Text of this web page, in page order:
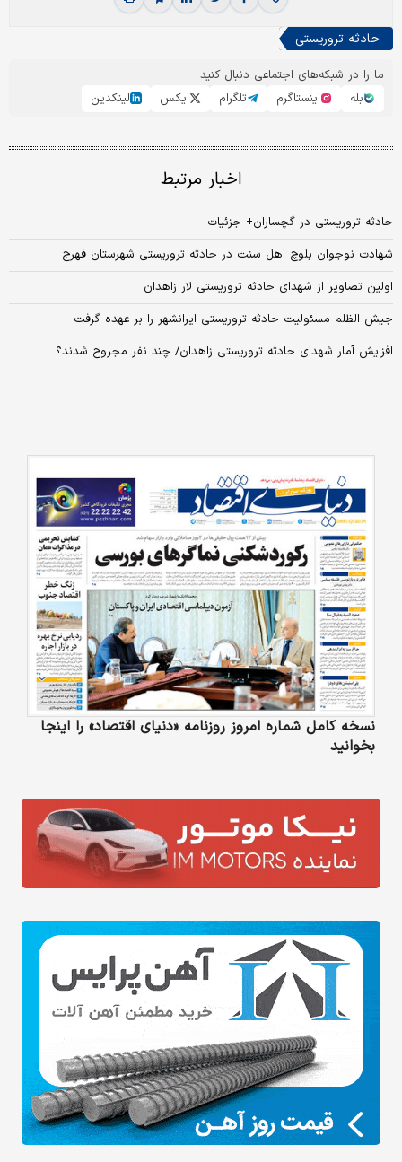
حادثه تروریستی
ما را در شبکه‌های اجتماعی دنبال کنید
بله
اینستاگرم تلگرام ایکس لینکدین
اخبار مرتبط
حادثه تروریستی در گچساران+ جزئیات
شهادت نوجوان بلوچ اهل سنت در حادثه تروریستی شهرستان فهرج
اولین تصاویر از شهدای حادثه تروریستی لار زاهدان
جیش الظلم مسئولیت حادثه تروریستی ایرانشهر را بر عهده گرفت
افزایش آمار شهدای حادثه تروریستی زاهدان/ چند نفر مجروح شدند؟
نسخه کامل شماره امروز روزنامه «دنیای‌ اقتصاد» را اینجا
بخوانید